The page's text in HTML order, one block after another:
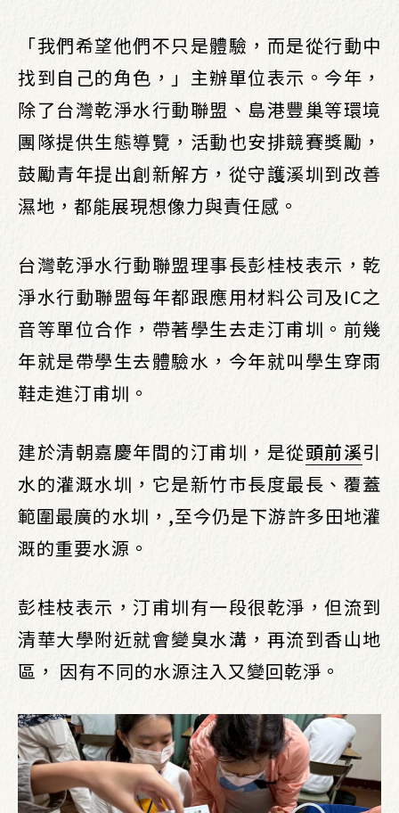
「我們希望他們不只是體驗，而是從行動中
找到自己的角色，」主辦單位表示。今年，
除了台灣乾淨水行動聯盟、島港豐巢等環境
團隊提供生態導覽，活動也安排競賽獎勵，
鼓勵青年提出創新解方，從守護溪圳到改善
濕地，都能展現想像力與責任感。
台灣乾淨水行動聯盟理事長彭桂枝表示，乾
淨水行動聯盟每年都跟應用材料公司及IC之
音等單位合作，帶著學生去走汀甫圳。前幾
年就是帶學生去體驗水，今年就叫學生穿雨
鞋走進汀甫圳。
建於清朝嘉慶年間的汀甫圳，是從頭前溪引
水的灌溉水圳，它是新竹市長度最長、覆蓋
範圍最廣的水圳，,至今仍是下游許多田地灌
溉的重要水源。
彭桂枝表示，汀甫圳有一段很乾淨，但流到
清華大學附近就會變臭水溝，再流到香山地
區， 因有不同的水源注入又變回乾淨。